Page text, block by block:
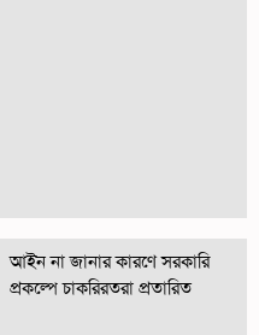
আইন না জানার কারণে সরকারি
প্রকল্পে চাকরিরতরা প্রতারিত